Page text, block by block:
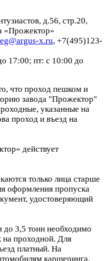
д.56, стр.20,
«Прожектор»
eg@argus-x.ru, +7(495)123-
17:00; пт: с 10:00 до
что проход пешком и
завода "Прожектор"
указанные на
проход и въезд на
действует
только лица старше
оформления пропуска
удостоверяющий
3,5 тонн необходимо
на проходной. Для
платный. На
каршеринга.